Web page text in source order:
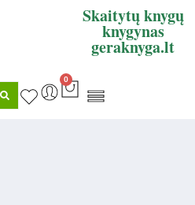
Skaitytų knygų
knygynas
geraknyga.lt
0